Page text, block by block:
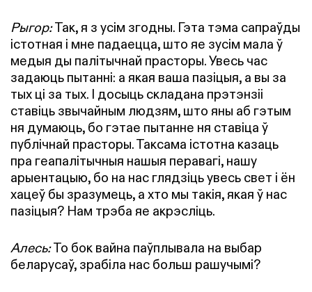
Рыгор:Так, я з усім згодны. Гэта тэма сапраўды
істотная і мне падаецца, што яе зусім мала ў
медыя ды палітычнай прасторы. Увесь час
задаюць пытанні: а якая ваша пазіцыя, а вы за
тых ці за тых. І досыць складана прэтэнзіі
ставіць звычайным людзям, што яны аб гэтым
ня думаюць, бо гэтае пытанне ня ставіца ў
публічнай прасторы. Таксама істотна казаць
пра геапалітычныя нашыя перавагі, нашу
арыентацыю, бо на нас глядзіць увесь свет і ён
хацеў бы зразумець, а хто мы такія, якая ў нас
пазіцыя? Нам трэба яе акрэсліць.
Алесь:То бок вайна паўплывала на выбар
беларусаў, зрабіла нас больш рашучымі?